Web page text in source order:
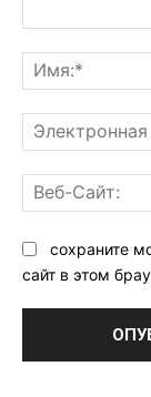
сохраните
сайт в этом